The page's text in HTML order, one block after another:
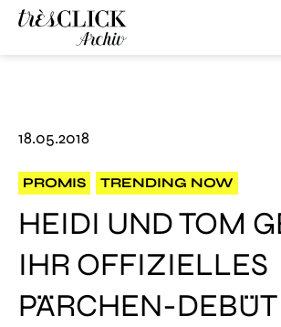
18.05.2018
PROMIS TRENDING NOW
HEIDI UND TOM
IHR OFFIZIELLES
PÄRCHEN-